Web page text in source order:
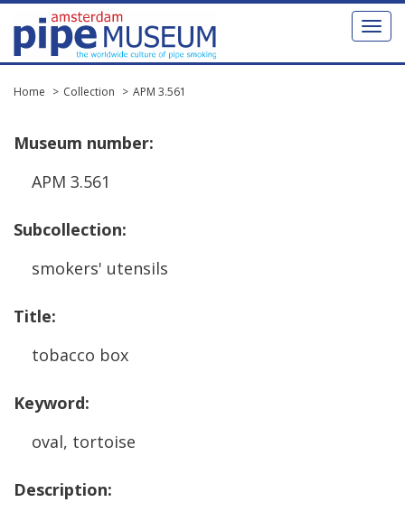
Toggle
Home Collection APM 3.561
Museum number:
APM 3.561
Subcollection:
smokers' utensils
Title:
tobacco box
Keyword:
oval, tortoise
Description: